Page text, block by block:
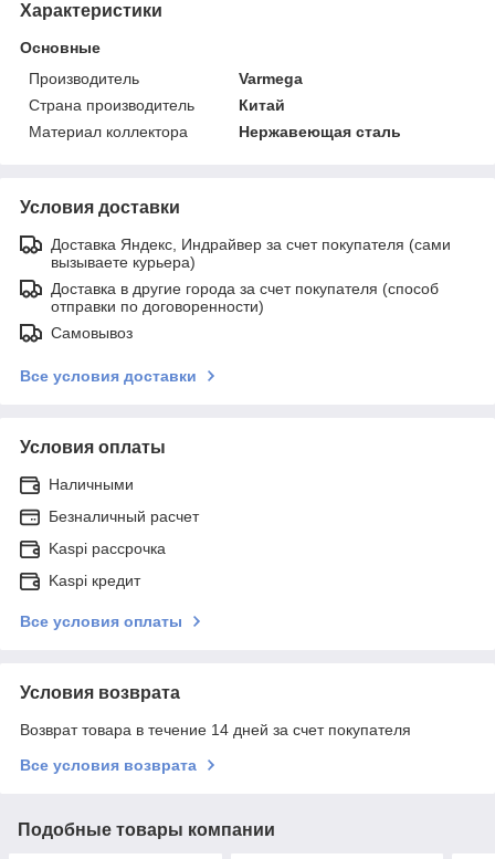
Характеристики
Основные
Производитель
Varmega
Страна производитель
Китай
Материал коллектора
Нержавеющая сталь
Условия доставки
Доставка Яндекс, Индрайвер за счет покупателя (сами
вызываете курьера)
Доставка в другие города за счет покупателя (способ
отправки по договоренности)
Самовывоз
Все условия доставки
Условия оплаты
Наличными
Безналичный расчет
Kaspi рассрочка
Kaspi кредит
Все условия оплаты
Условия возврата
Возврат товара в течение 14 дней за счет покупателя
Все условия возврата
Подобные товары компании